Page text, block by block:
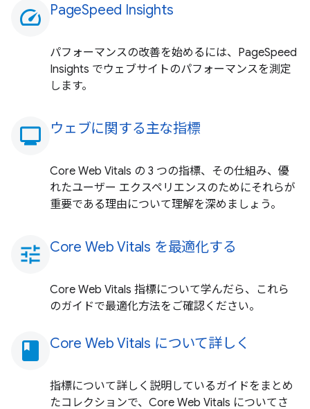
speed PageSpeed Insights
パフォーマンスの改善を始めるには、PageSpeed
Insights でウェブサイトのパフォーマンスを測定
します。
monitoring
ウェブに関する主な指標
Core Web Vitals の 3 つの指標、その仕組み、優
れたユーザー エクスペリエンスのためにそれらが
重要である理由について理解を深めましょう。
tune Core Web Vitals を最適化する
Core Web Vitals 指標について学んだら、これら
のガイドで最適化方法をご確認ください。
book Core Web Vitals について詳しく
指標について詳しく説明しているガイドをまとめ
たコレクションで、Core Web Vitals についてさ